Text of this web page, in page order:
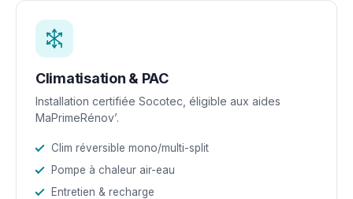
Climatisation & PAC
Installation certifiée Socotec, éligible aux aides
MaPrimeRénov’.
Clim réversible mono/multi-split
Pompe à chaleur air-eau
Entretien & recharge